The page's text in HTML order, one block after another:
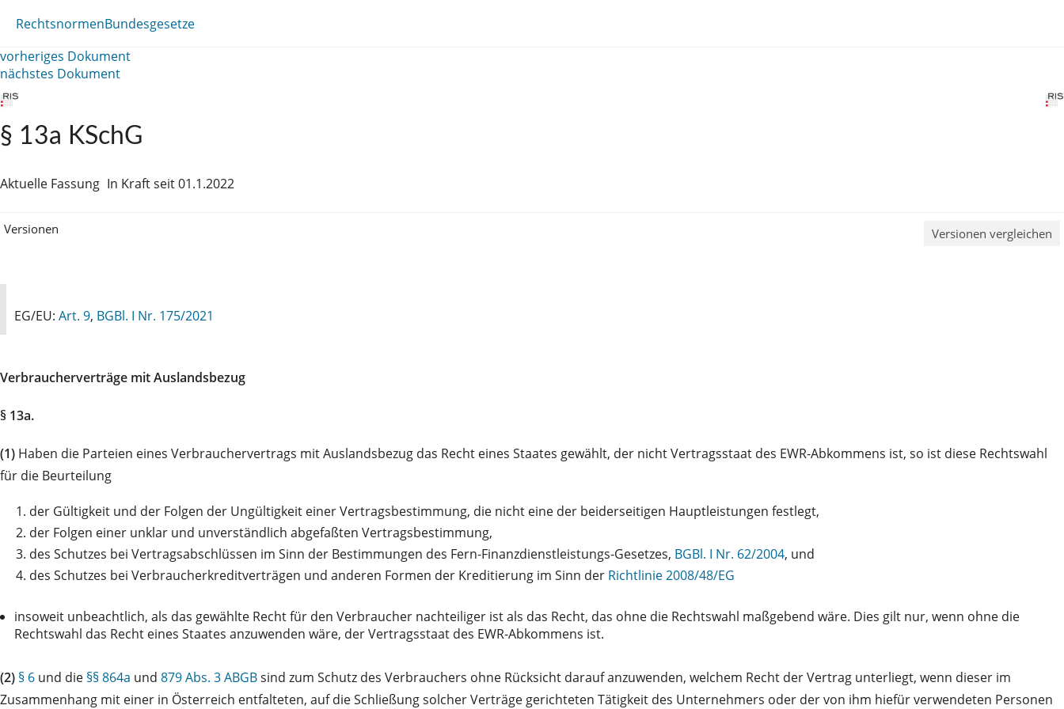
RechtsnormenBundesgesetze
vorheriges Dokument
nächstes Dokument
§ 13a KSchG
Aktuelle Fassung In Kraft seit 01.1.2022
Versionen Versionen vergleichen
EG/EU: Art. 9, BGBl. I Nr. 175/2021
Verbraucherverträge mit Auslandsbezug
§ 13a.
(1) Haben die Parteien eines Verbrauchervertrags mit Auslandsbezug das Recht eines Staates gewählt, der nicht Vertragsstaat des EWR-Abkommens ist, so ist diese Rechtswahl
für die Beurteilung
1. der Gültigkeit und der Folgen der Ungültigkeit einer Vertragsbestimmung, die nicht eine der beiderseitigen Hauptleistungen festlegt,
2. der Folgen einer unklar und unverständlich abgefaßten Vertragsbestimmung,
3. des Schutzes bei Vertragsabschlüssen im Sinn der Bestimmungen des Fern-Finanzdienstleistungs-Gesetzes, BGBl. I Nr. 62/2004, und
4. des Schutzes bei Verbraucherkreditverträgen und anderen Formen der Kreditierung im Sinn der Richtlinie 2008/48/EG
insoweit unbeachtlich, als das gewählte Recht für den Verbraucher nachteiliger ist als das Recht, das ohne die Rechtswahl maßgebend wäre. Dies gilt nur, wenn ohne die
Rechtswahl das Recht eines Staates anzuwenden wäre, der Vertragsstaat des EWR-Abkommens ist.
(2) § 6 und die §§ 864a und 879 Abs. 3 ABGBsind zum Schutz des Verbrauchers ohne Rücksicht darauf anzuwenden, welchem Recht der Vertrag unterliegt, wenn dieser im
Zusammenhang mit einer in Österreich entfalteten, auf die Schließung solcher Verträge gerichteten Tätigkeit des Unternehmers oder der von ihm hiefür verwendeten Personen